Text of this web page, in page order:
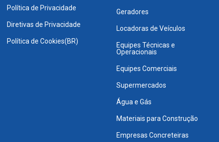
Política de Privacidade
Diretivas de Privacidade
Política de Cookies(BR)
Geradores
Locadoras de Veículos
Equipes Técnicas e
Operacionais
Equipes Comerciais
Supermercados
Água e Gás
Materiais para Construção
Empresas Concreteiras